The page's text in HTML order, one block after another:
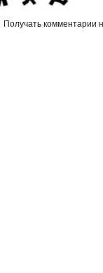
Получать комментарии